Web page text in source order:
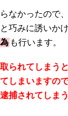
なかったので
巧みに誘いかけ
も行います。
られてしまう
しまいますの
捕されてしま